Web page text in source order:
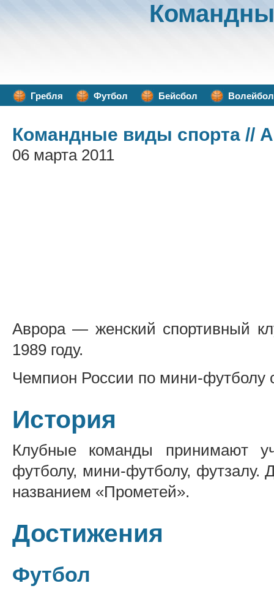
Гребля Футбол Бейсбол Волейбол
Командные виды спорта //
06 марта 2011
Аврора — женский спортивный
1989 году.
Чемпион России по мини-футболу
История
Клубные команды принимают
футболу, мини-футболу, футзалу.
названием «Прометей».
Достижения
Футбол